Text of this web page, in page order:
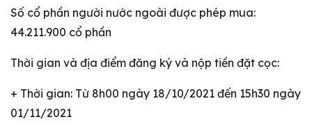
Số cổ phần người nước ngoài được phép mua:
44.211.900 cổ phần
Thời gian và địa điểm đăng ký và nộp tiền đặt cọc:
+ Thời gian: Từ 8h00 ngày 18/10/2021 đến 15h30 ngày
01/11/2021